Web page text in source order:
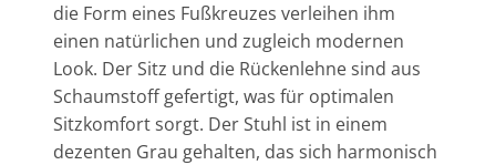
die Form eines Fußkreuzes verleihen ihm
einen natürlichen und zugleich modernen
Look. Der Sitz und die Rückenlehne sind aus
Schaumstoff gefertigt, was für optimalen
Sitzkomfort sorgt. Der Stuhl ist in einem
dezenten Grau gehalten, das sich harmonisch